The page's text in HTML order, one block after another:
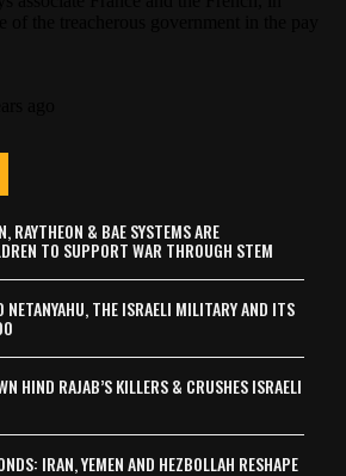
RAYTHEON & BAE SYSTEMS ARE
TO SUPPORT WAR THROUGH STEM
NETANYAHU, THE ISRAELI MILITARY AND ITS
HIND RAJAB’S KILLERS & CRUSHES ISRAELI
IRAN, YEMEN AND HEZBOLLAH RESHAPE